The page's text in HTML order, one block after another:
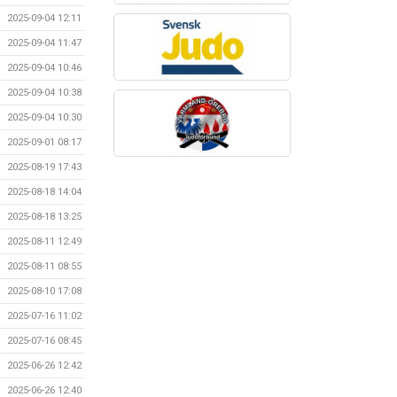
2025-09-04 12:11
2025-09-04 11:47
2025-09-04 10:46
2025-09-04 10:38
2025-09-04 10:30
2025-09-01 08:17
2025-08-19 17:43
2025-08-18 14:04
2025-08-18 13:25
2025-08-11 12:49
2025-08-11 08:55
2025-08-10 17:08
2025-07-16 11:02
2025-07-16 08:45
2025-06-26 12:42
2025-06-26 12:40